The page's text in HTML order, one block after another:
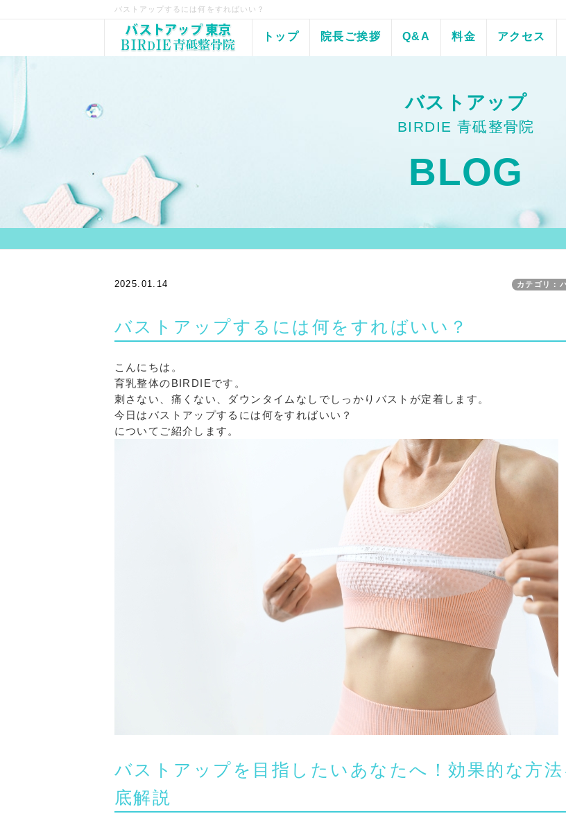
バストアップするには何をすればいい？
トップ 院長ご挨拶 Q&A 料金 アクセス
バストアップ
BIRDIE 青砥整骨院
BLOG
2025.01.14 カテゴリ：
バストアップするには何をすればいい？
こんにちは。
育乳整体のBIRDIEです。
刺さない、痛くない、ダウンタイムなしでしっかりバストが定着します。
今日はバストアップするには何をすればいい？
についてご紹介します。
バストアップを目指したいあなたへ！効果的な方法
底解説